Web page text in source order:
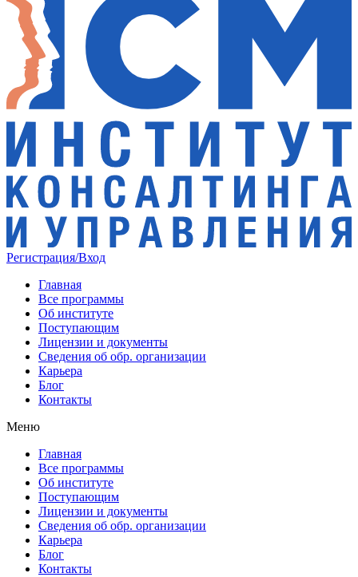
Регистрация/Вход
Главная
Все программы
Об институте
Поступающим
Лицензии и документы
Сведения об обр. организации
Карьера
Блог
Контакты
Меню
Главная
Все программы
Об институте
Поступающим
Лицензии и документы
Сведения об обр. организации
Карьера
Блог
Контакты